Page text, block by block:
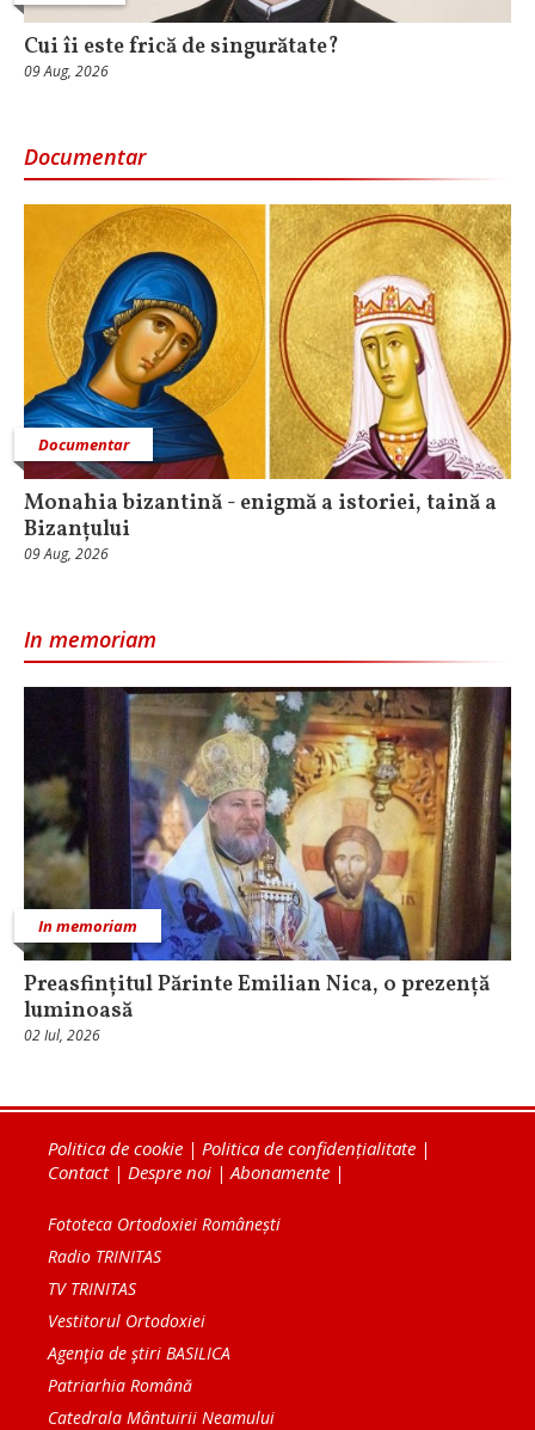
Cui îi este frică de singurătate?
09 Aug, 2026
Documentar
Documentar
Monahia bizantină - enigmă a istoriei, taină a
Bizanțului
09 Aug, 2026
In memoriam
In memoriam
Preasfințitul Părinte Emilian Nica, o prezență
luminoasă
02 Iul, 2026
Politica de cookie | Politica de confidențialitate |
Contact| Despre noi |Abonamente |
Fototeca Ortodoxiei Românești
Radio TRINITAS
TV TRINITAS
Vestitorul Ortodoxiei
Agenţia de ştiri BASILICA
Patriarhia Română
Catedrala Mântuirii Neamului